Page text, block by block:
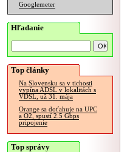
Googlemeter
Hľadanie
Top články
Na Slovensku sa v tichosti
vypína ADSL v lokalitách s
VDSL, už 31. mája
Orange sa doťahuje na UPC
a O2, spustí 2.5 Gbps
pripojenie
Top správy